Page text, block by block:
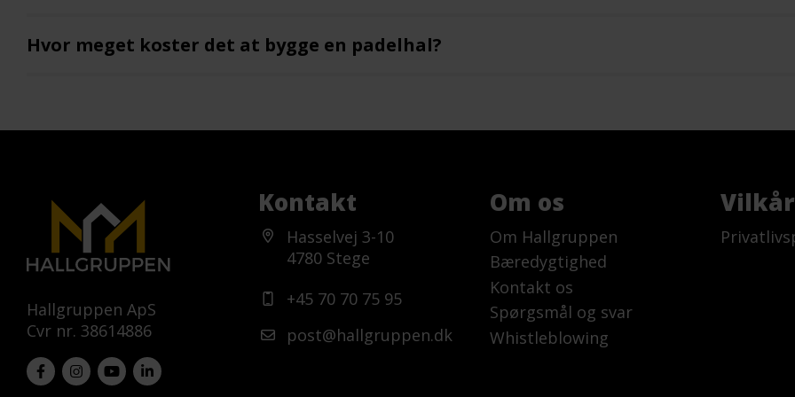
Hvor meget koster det at bygge en padelhal?
Hallgruppen ApS
Cvr nr. 38614886
Kontakt
Hasselvej 3-10
4780 Stege
+45 70 70 75 95
post@hallgruppen.dk
Om os
Om Hallgruppen
Bæredygtighed
Kontakt os
Spørgsmål og svar
Whistleblowing
Vilkår